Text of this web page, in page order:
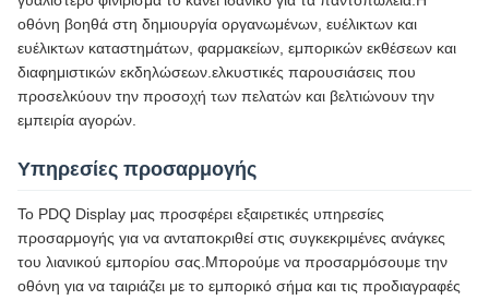
οθόνη βοηθά στη δημιουργία οργανωμένων, ευέλικτων και
ευέλικτων καταστημάτων, φαρμακείων, εμπορικών εκθέσεων και
διαφημιστικών εκδηλώσεων.ελκυστικές παρουσιάσεις που
προσελκύουν την προσοχή των πελατών και βελτιώνουν την
εμπειρία αγορών.
Υπηρεσίες προσαρμογής
Το PDQ Display μας προσφέρει εξαιρετικές υπηρεσίες
προσαρμογής για να ανταποκριθεί στις συγκεκριμένες ανάγκες
του λιανικού εμπορίου σας.Μπορούμε να προσαρμόσουμε την
οθόνη για να ταιριάζει με το εμπορικό σήμα και τις προδιαγραφές